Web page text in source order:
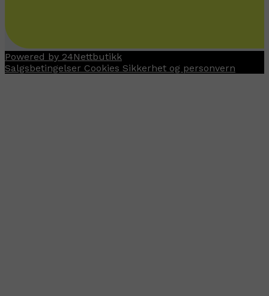
Powered by 24Nettbutikk
Salgsbetingelser Cookies Sikkerhet og personvern